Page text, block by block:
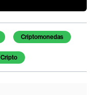
Criptomonedas
Cripto